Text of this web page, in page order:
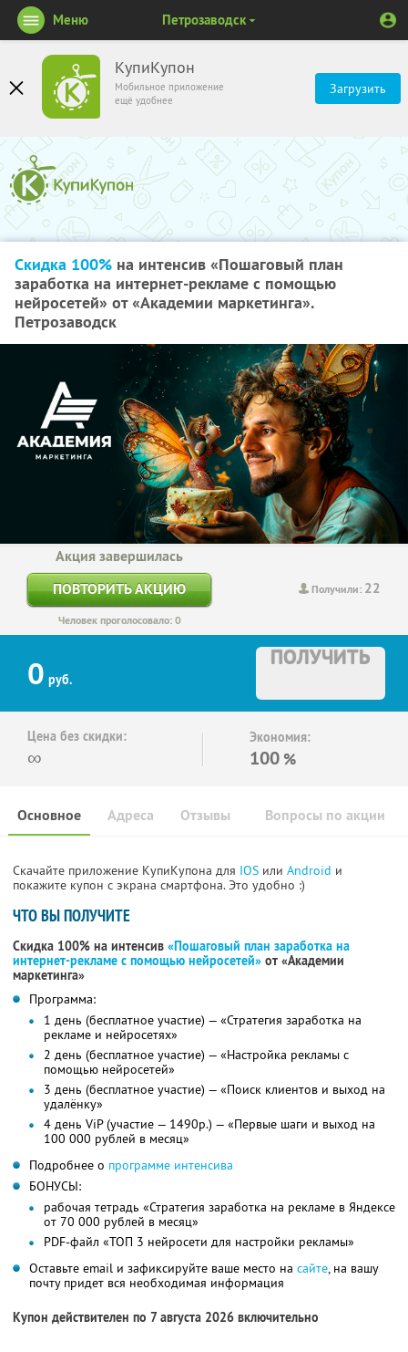
КупиКупон
Мобильное приложение
ещё удобнее
Загрузить
Меню Петрозаводск
Скидка 100% на интенсив «Пошаговый план
заработка на интернет-рекламе с помощью
нейросетей» от «Академии маркетинга».
Петрозаводск
Получили: 22
Акция завершилась
ПОВТОРИТЬ АКЦИЮ
Человек проголосовало: 0
0 руб.
ПОЛУЧИТЬ
Цена без скидки:
∞
Экономия:
100 %
Основное Отзывы Вопросы по акции
Адреса
Скачайте приложение КупиКупона для IOS или Android и
покажите купон с экрана смартфона. Это удобно :)
ЧТО ВЫ ПОЛУЧИТЕ
Скидка 100% на интенсив «Пошаговый план заработка на
интернет-рекламе с помощью нейросетей» от «Академии
маркетинга»
Программа:
1 день (бесплатное участие) — «Стратегия заработка на
рекламе и нейросетях»
2 день (бесплатное участие) — «Настройка рекламы с
помощью нейросетей»
3 день (бесплатное участие) — «Поиск клиентов и выход на
удалёнку»
4 день ViP (участие — 1490р.) — «Первые шаги и выход на
100 000 рублей в месяц»
Подробнее о программе интенсива
БОНУСЫ:
рабочая тетрадь «Стратегия заработка на рекламе в Яндексе
от 70 000 рублей в месяц»
PDF-файл «ТОП 3 нейросети для настройки рекламы»
Оставьте email и зафиксируйте ваше место на сайте, на вашу
почту придет вся необходимая информация
Купон действителен по 7 августа 2026 включительно